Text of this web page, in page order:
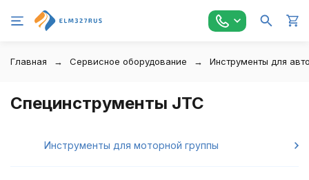
Главная Сервисное оборудование Инструменты для
Специнструменты JTC
Инструменты для моторной группы